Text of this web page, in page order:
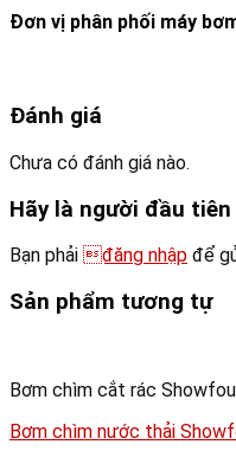
Đơn vị phân phối máy
Đánh giá
Chưa có đánh giá nào.
Hãy là người đầu
Bạn phải đăng nhập để
Sản phẩm tương tự
Bơm chìm cắt rác Showfou
Bơm chìm nước thải